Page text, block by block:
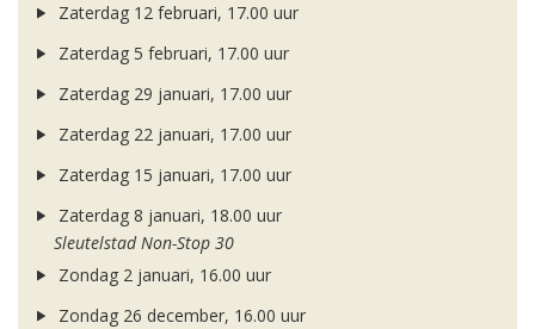
Zaterdag 12 februari, 17.00 uur
Zaterdag 5 februari, 17.00 uur
Zaterdag 29 januari, 17.00 uur
Zaterdag 22 januari, 17.00 uur
Zaterdag 15 januari, 17.00 uur
Zaterdag 8 januari, 18.00 uur
Sleutelstad Non-Stop 30
Zondag 2 januari, 16.00 uur
Zondag 26 december, 16.00 uur